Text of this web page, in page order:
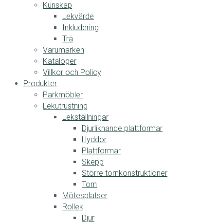
Kunskap
Lekvärde
Inkludering
Trä
Varumärken
Kataloger
Villkor och Policy
Produkter
Parkmöbler
Lekutrustning
Lekställningar
Djurliknande plattformar
Hyddor
Plattformar
Skepp
Större tornkonstruktioner
Torn
Mötesplatser
Rollek
Djur